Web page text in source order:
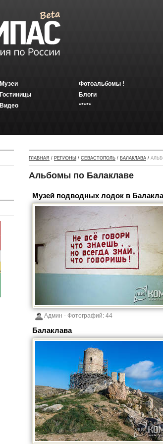
Музеи
Гостиницы
Видео
Фотоальбомы !
Блоги
*****
ГЛАВНАЯ / РЕГИОНЫ / СЕВАСТОПОЛЬ / БАЛАКЛАВА /
Альбомы по Балаклаве
Музей подводных лодок в
Админ - Фотографий: 44
Балаклава